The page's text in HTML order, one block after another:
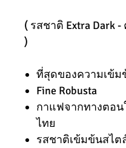
( รสชาติ Extra Dark
)
ที่สุดของความเข้ม
Fine Robusta
กาแฟจากทางตอน
ไทย
รสชาติเข้มข้นสไต